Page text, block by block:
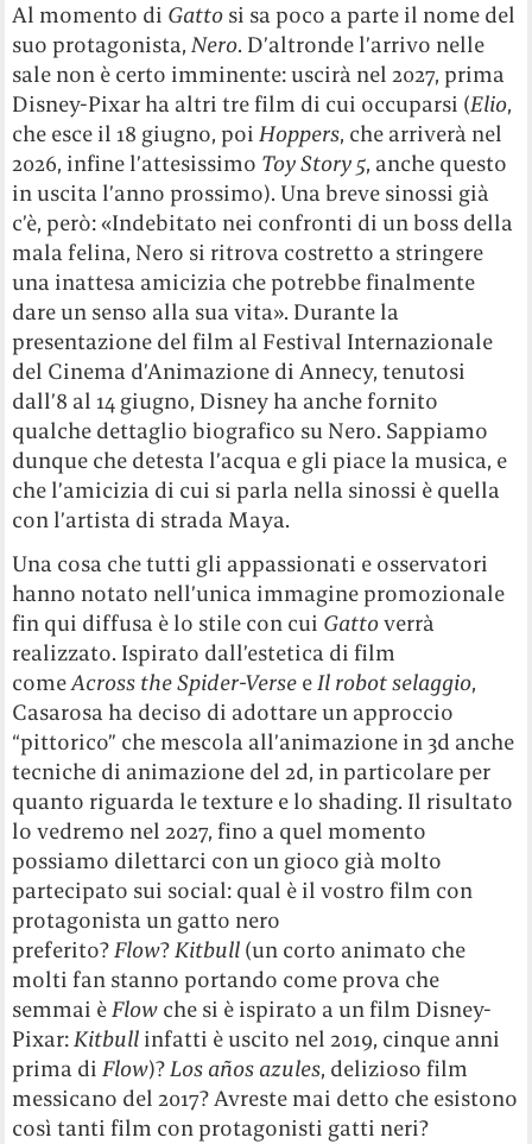
Al momento di Gatto si sa poco a parte il nome del
suo protagonista,Nero. D’altronde l’arrivo nelle
sale non è certo imminente: uscirà nel 2027, prima
Disney-Pixar ha altri tre film di cui occuparsi (Elio,
che esce il 18 giugno, poiHoppers, che arriverà nel
2026, infine l’attesissimo Toy Story 5, anche questo
in uscita l’anno prossimo). Una breve sinossi già
c’è, però: «Indebitato nei confronti di un boss della
mala felina, Nero si ritrova costretto a stringere
una inattesa amicizia che potrebbe finalmente
dare un senso alla sua vita». Durante la
presentazione del film al Festival Internazionale
del Cinema d’Animazione di Annecy, tenutosi
dall’8 al 14 giugno, Disney ha anche fornito
qualche dettaglio biografico su Nero. Sappiamo
dunque che detesta l’acqua e gli piace la musica, e
che l’amicizia di cui si parla nella sinossi è quella
con l’artista di strada Maya.
Una cosa che tutti gli appassionati e osservatori
hanno notato nell’unica immagine promozionale
fin qui diffusa è lo stile con cui Gattoverrà
realizzato. Ispirato dall’estetica di film
comeAcross the Spider-Verse eIl robot selaggio,
Casarosa ha deciso di adottare un approccio
“pittorico” che mescola all’animazione in 3d anche
tecniche di animazione del 2d, in particolare per
quanto riguarda le texture e lo shading. Il risultato
lo vedremo nel 2027, fino a quel momento
possiamo dilettarci con un gioco già molto
partecipato sui social: qual è il vostro film con
protagonista un gatto nero
preferito?Flow?Kitbull (un corto animato che
molti fan stanno portando come prova che
semmai èFlow che si è ispirato a un film Disney-
Pixar:Kitbull infatti è uscito nel 2019, cinque anni
prima diFlow)?Los años azules, delizioso film
messicano del 2017? Avreste mai detto che esistono
così tanti film con protagonisti gatti neri?